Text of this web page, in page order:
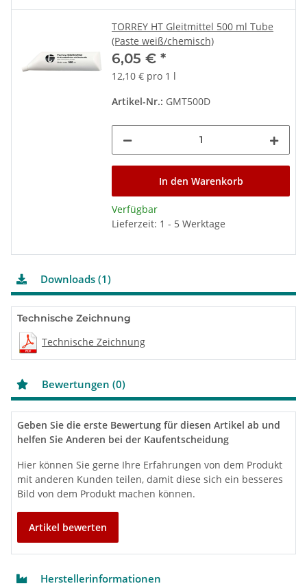
TORREY HT Gleitmittel 500 ml Tube
(Paste weiß/chemisch)
6,05 € *
12,10 € pro 1 l
Artikel-Nr.: GMT500D
In den Warenkorb
Verfügbar
Lieferzeit: 1 - 5 Werktage
Downloads (1)
Technische Zeichnung
Technische Zeichnung
Bewertungen (0)
Geben Sie die erste Bewertung für diesen Artikel ab und
helfen Sie Anderen bei der Kaufentscheidung
Hier können Sie gerne Ihre Erfahrungen von dem Produkt
mit anderen Kunden teilen, damit diese sich ein besseres
Bild von dem Produkt machen können.
Artikel bewerten
Herstellerinformationen